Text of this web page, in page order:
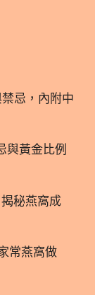
養保健品種
多閱讀 6.
在肝臟中
生理機能所
懷孕期或哺
高。 然而根
量未達建
期，攝取
補充膽鹼的
究，令人不
發育的必
忌，內附中
與黃金比例
秘燕窩成
常燕窩做